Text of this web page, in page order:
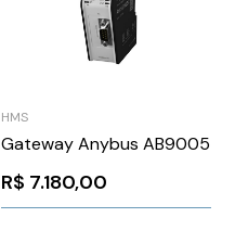
HMS
Gateway Anybus AB9005
R$ 7.180,00